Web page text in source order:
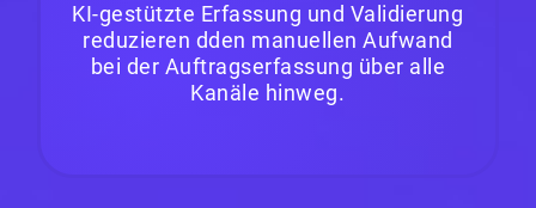
KI-gestützte Erfassung und Validierung
reduzieren dden manuellen Aufwand
bei der Auftragserfassung über alle
Kanäle hinweg.